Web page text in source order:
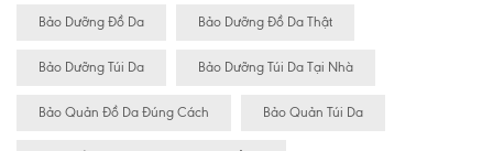
Bảo Dưỡng Đồ Da Bảo Dưỡng Đồ Da Thật
Bảo Dưỡng Túi Da Bảo Dưỡng Túi Da Tại Nhà
Bảo Quản Đồ Da Đúng Cách Bảo Quản Túi Da